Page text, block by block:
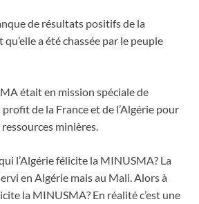
de résultats positifs de la
a été chassée par le peuple
était en mission spéciale de
de la France et de l’Algérie pour
minières.
l’Algérie félicite la MINUSMA? La
en Algérie mais au Mali. Alors à
la MINUSMA? En réalité c’est une